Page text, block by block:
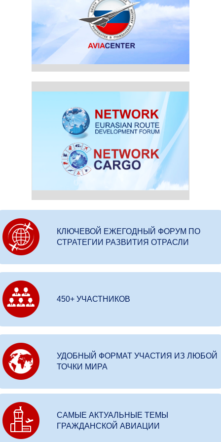
КЛЮЧЕВОЙ ЕЖЕГОДНЫЙ ФОРУМ ПО
СТРАТЕГИИ РАЗВИТИЯ ОТРАСЛИ
450+ УЧАСТНИКОВ
УДОБНЫЙ ФОРМАТ УЧАСТИЯ ИЗ ЛЮБОЙ
ТОЧКИ МИРА
САМЫЕ АКТУАЛЬНЫЕ ТЕМЫ
ГРАЖДАНСКОЙ АВИАЦИИ